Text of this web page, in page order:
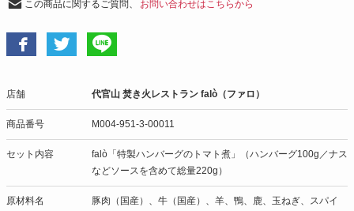
この商品に関するご質問、 お問い合わせはこちらから
店舗 代官山 焚き火レストラン falò（ファロ）
商品番号 M004-951-3-00011
セット内容
falò「特製ハンバーグのトマト煮」（ハンバーグ100g／ナス
などソースを含めて総量220g）
原材料名
豚肉（国産）、牛（国産）、羊、鴨、鹿、玉ねぎ、スパイ